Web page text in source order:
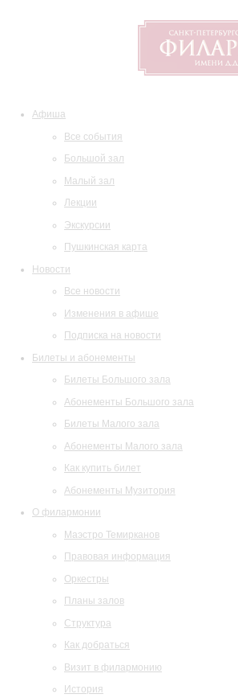
Афиша
Все события
Большой зал
Малый зал
Лекции
Экскурсии
Пушкинская карта
Новости
Все новости
Изменения в афише
Подписка на новости
Билеты и абонементы
Билеты Большого зала
Абонементы Большого зала
Билеты Малого зала
Абонементы Малого зала
Как купить билет
Абонементы Музитория
О филармонии
Маэстро Темирканов
Правовая информация
Оркестры
Планы залов
Структура
Как добраться
Визит в филармонию
История